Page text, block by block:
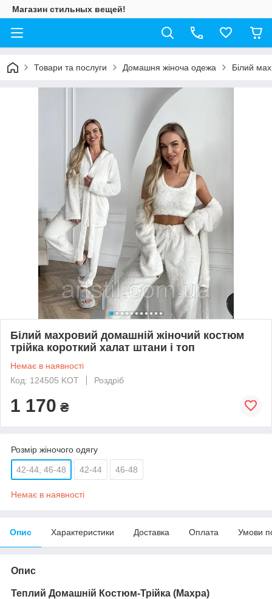
Магазин стильных вещей!
Товари та послуги Домашня жіноча одежа Білий
Білий махровий домашній жіночий костюм
трійка короткий халат штани і топ
Немає в наявності
Код: 124505 KOT
Роздріб
1 170 ₴
Розмір жіночого одягу
42-44, 46-48 42-44 46-48
Немає в наявності
Опис Характеристики Доставка Оплата Умови
Опис
Теплий Домашній Костюм-Трійка (Махра)